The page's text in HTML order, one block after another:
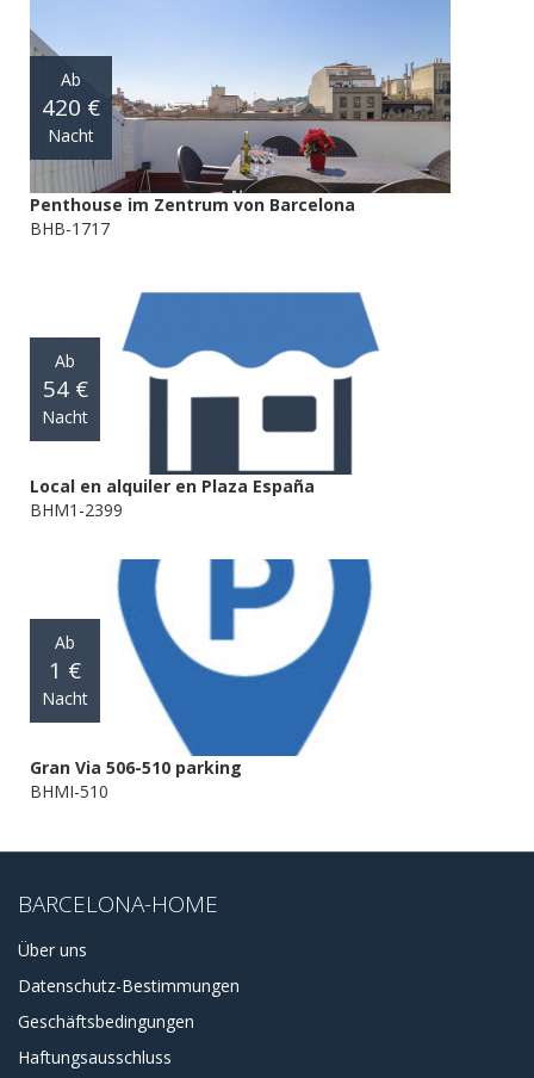
Ab
420 €
Nacht
Penthouse im Zentrum von Barcelona
BHB-1717
Ab
54 €
Nacht
Local en alquiler en Plaza España
BHM1-2399
Ab
1 €
Nacht
Gran Via 506-510 parking
BHMI-510
BARCELONA-HOME
Über uns
Datenschutz-Bestimmungen
Geschäftsbedingungen
Haftungsausschluss